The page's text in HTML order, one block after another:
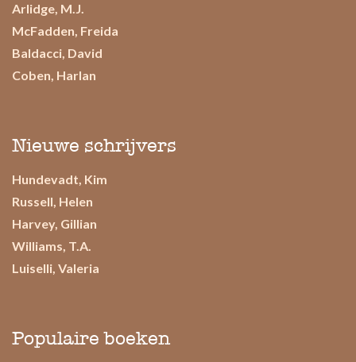
Arlidge, M.J.
McFadden, Freida
Baldacci, David
Coben, Harlan
Nieuwe schrijvers
Hundevadt, Kim
Russell, Helen
Harvey, Gillian
Williams, T.A.
Luiselli, Valeria
Populaire boeken